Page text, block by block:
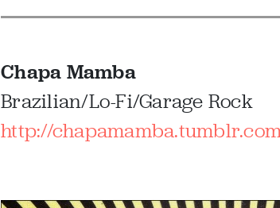
Chapa Mamba
Brazilian/Lo-Fi/Garage Rock
http://